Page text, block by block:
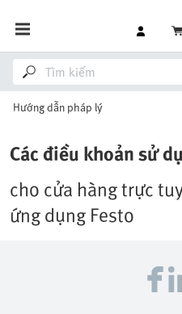
Hướng dẫn pháp lý
Các điều khoản sử
cho cửa hàng trực
ứng dụng Festo